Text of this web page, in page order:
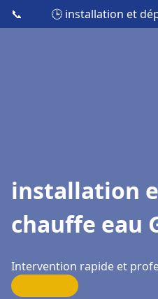
📞 🕒 installation et
installation
chauffe eau
Intervention rapide et